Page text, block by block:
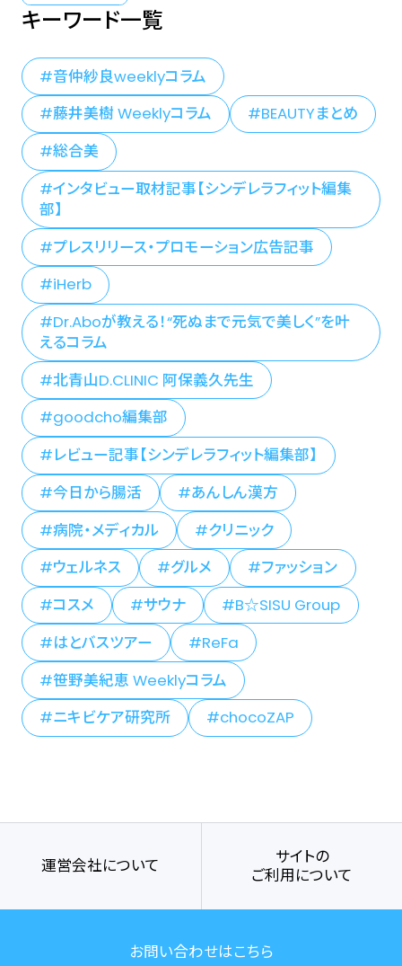
キーワード一覧
音仲紗良weeklyコラム
藤井美樹 Weeklyコラム
BEAUTYまとめ
総合美
インタビュー取材記事【シンデレラフィット編集
部】
プレスリリース・プロモーション広告記事
iHerb
Dr.Aboが教える！“死ぬまで元気で美しく”を叶
えるコラム
北青山D.CLINIC 阿保義久先生
goodcho編集部
レビュー記事【シンデレラフィット編集部】
今日から腸活
あんしん漢方
病院・メディカル
クリニック
ウェルネス
グルメ
ファッション
コスメ
サウナ
B☆SISU Group
はとバスツアー
ReFa
笹野美紀恵 Weeklyコラム
ニキビケア研究所
chocoZAP
運営会社について
サイトの
ご利用について
お問い合わせはこちら